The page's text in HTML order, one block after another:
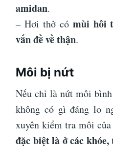
amidan.
– Hơi thở có mùi hôi
vấn đề về thận.
Môi bị nứt
Nếu chỉ là nứt môi
không có gì đáng lo
xuyên kiểm tra môi
đặc biệt là ở các khóe,